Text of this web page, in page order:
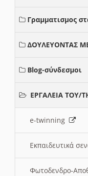
Γραμματισμος
ΔΟΥΛΕΥΟΝΤΑΣ
Blog-σύνδεσμοι
ΕΡΓΑΛΕΙΑ ΤΟΥ/
e-twinning
Εκπαιδευτικά
Φωτοδενδρο-